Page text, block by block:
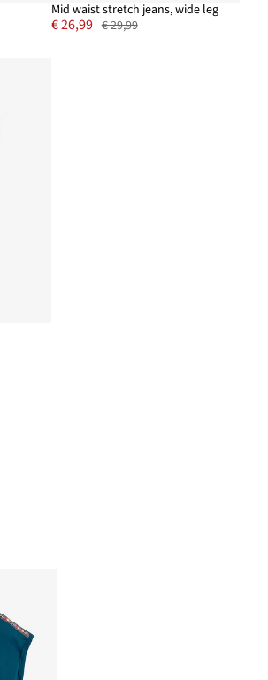
Mid waist stretch jeans, wide leg
€ 26,99 € 29,99